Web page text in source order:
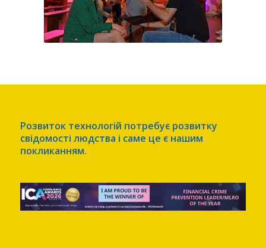
Розвиток технологій потребує розвитку
свідомості людства і саме це є нашим
покликанням.